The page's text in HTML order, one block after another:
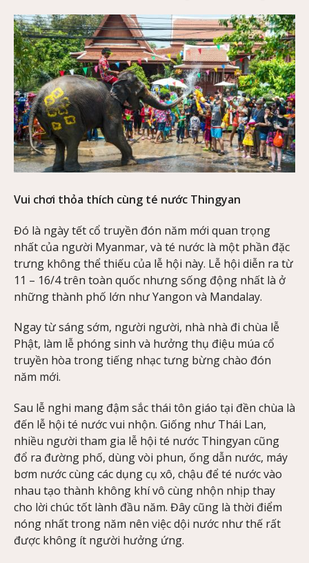
Vui chơi thỏa thích cùng té nước Thingyan
Đó là ngày tết cổ truyền đón năm mới quan trọng
nhất của người Myanmar, và té nước là một phần đặc
trưng không thể thiếu của lễ hội này. Lễ hội diễn ra từ
11 – 16/4 trên toàn quốc nhưng sống động nhất là ở
những thành phố lớn như Yangon và Mandalay.
Ngay từ sáng sớm, người người, nhà nhà đi chùa lễ
Phật, làm lễ phóng sinh và hưởng thụ điệu múa cổ
truyền hòa trong tiếng nhạc tưng bừng chào đón
năm mới.
Sau lễ nghi mang đậm sắc thái tôn giáo tại đền chùa là
đến lễ hội té nước vui nhộn. Giống như Thái Lan,
nhiều người tham gia lễ hội té nước Thingyan cũng
đổ ra đường phố, dùng vòi phun, ống dẫn nước, máy
bơm nước cùng các dụng cụ xô, chậu để té nước vào
nhau tạo thành không khí vô cùng nhộn nhịp thay
cho lời chúc tốt lành đầu năm. Đây cũng là thời điểm
nóng nhất trong năm nên việc dội nước như thế rất
được không ít người hưởng ứng.